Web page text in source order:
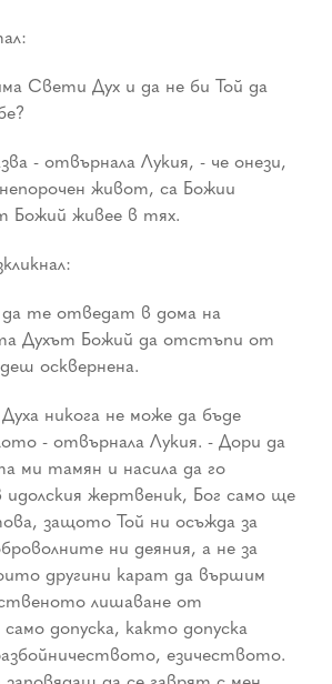
Свети Дух и да не би Той да
- отвърнала Лукия, - че онези,
живот, са Божии
Божий живее в тях.
те отведат в дома на
Духът Божий да отстъпи от
осквернена.
никога не може да бъде
- отвърнала Лукия. - Дори да
ми тамян и насила да го
идолския жертвеник, Бог само ще
защото Той ни осъжда за
ни деяния, а не за
другини карат да вършим
лишаване от
допуска, както допуска
езичеството.